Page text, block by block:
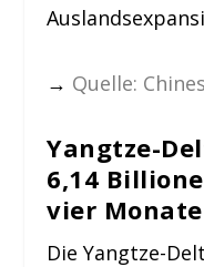
→ Quelle:
Yangtze-
6,14
vier
Die Yangtze-